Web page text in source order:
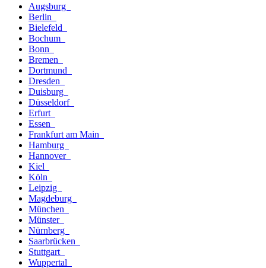
Augsburg
Berlin
Bielefeld
Bochum
Bonn
Bremen
Dortmund
Dresden
Duisburg
Düsseldorf
Erfurt
Essen
Frankfurt am Main
Hamburg
Hannover
Kiel
Köln
Leipzig
Magdeburg
München
Münster
Nürnberg
Saarbrücken
Stuttgart
Wuppertal